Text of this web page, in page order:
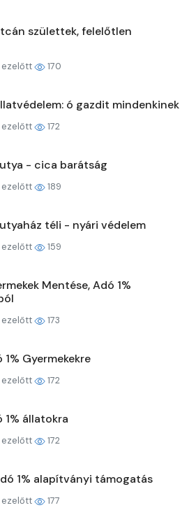
születtek, felelőtlen
ezelőtt 170
ó gazdit mindenkinek
ezelőtt 172
- cica barátság
ezelőtt 189
téli - nyári védelem
ezelőtt 159
Mentése, Adó 1%
ezelőtt 173
1% Gyermekekre
ezelőtt 172
1% állatokra
ezelőtt 172
1% alapítványi támogatás
ezelőtt 177